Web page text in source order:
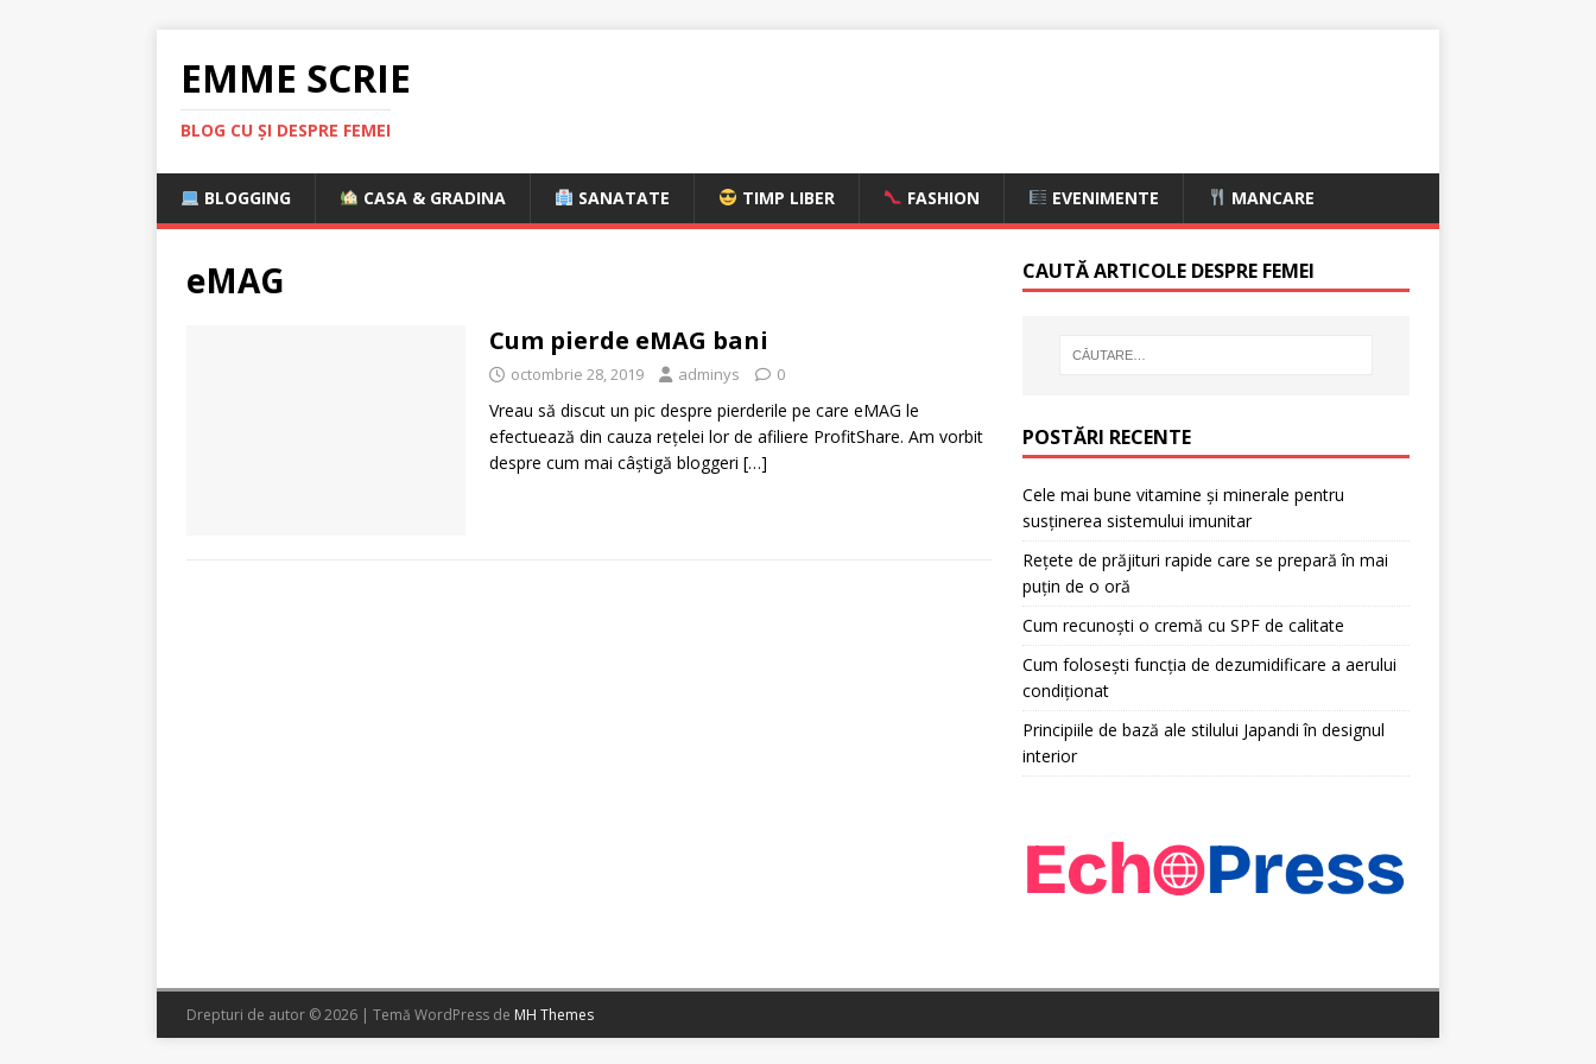
EMME SCRIE
BLOG CU ȘI DESPRE FEMEI
BLOGGING CASA & GRADINA SANATATE TIMP LIBER FASHION EVENIMENTE MANCARE
eMAG
Cum pierde eMAG bani
octombrie 28, 2019 adminys 0
Vreau să discut un pic despre pierderile pe care eMAG le
efectuează din cauza reţelei lor de afiliere ProfitShare. Am vorbit
despre cum mai câştigă bloggeri […]
CAUTĂ ARTICOLE DESPRE FEMEI
POSTĂRI RECENTE
Cele mai bune vitamine și minerale pentru
susținerea sistemului imunitar
Rețete de prăjituri rapide care se prepară în mai
puțin de o oră
Cum recunoști o cremă cu SPF de calitate
Cum folosești funcția de dezumidificare a aerului
condiționat
Principiile de bază ale stilului Japandi în designul
interior
Drepturi de autor © 2026 | Temă WordPress de MH Themes